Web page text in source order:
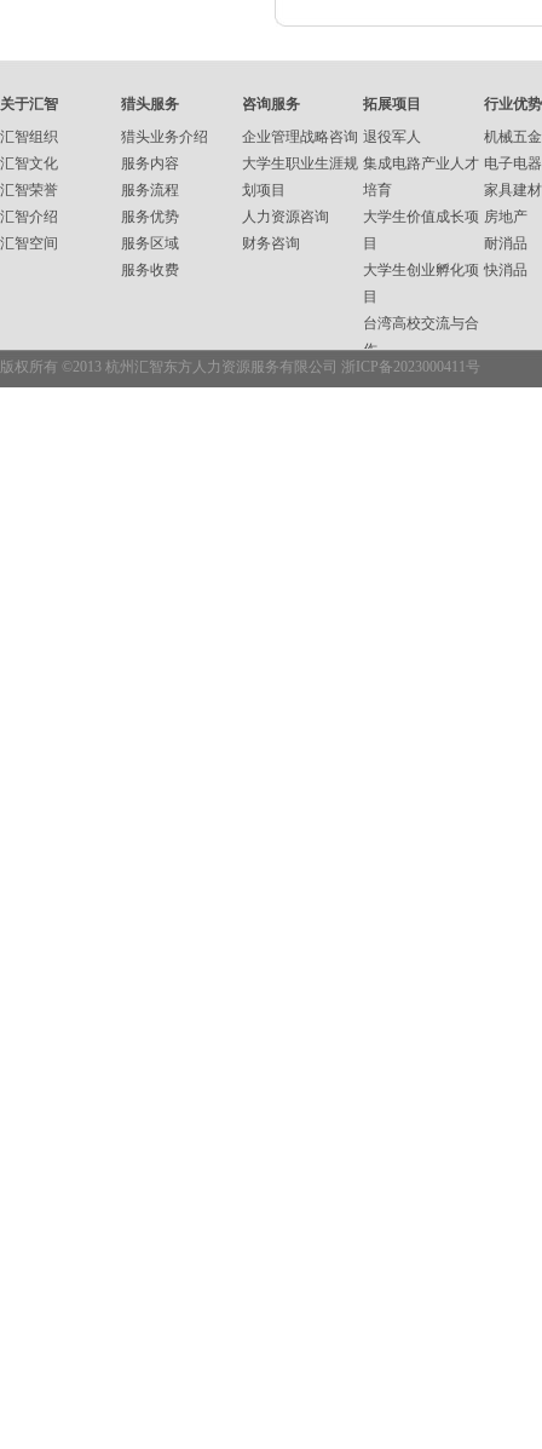
关于汇智
汇智组织
汇智文化
汇智荣誉
汇智介绍
汇智空间
猎头服务
猎头业务介绍
服务内容
服务流程
服务优势
服务区域
服务收费
咨询服务
企业管理战略咨询
大学生职业生涯规
划项目
人力资源咨询
财务咨询
拓展项目
退役军人
集成电路产业人才
培育
大学生价值成长项
目
大学生创业孵化项
目
台湾高校交流与合
作
企业内训
行业优势
机械五金
电子电器
家具建材
房地产
耐消品
快消品
版权所有 ©2013 杭州汇智东方人力资源服务有限公司 浙ICP备2023000411号